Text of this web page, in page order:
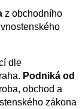
z obchodního
dle
Podniká od
obchod a
zákona